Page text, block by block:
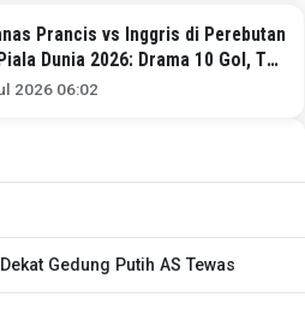
Prancis vs Inggris di Perebutan
Dunia 2026: Drama 10 Gol, The
Menang 6-4!
2026 06:02
Gedung Putih AS Tewas